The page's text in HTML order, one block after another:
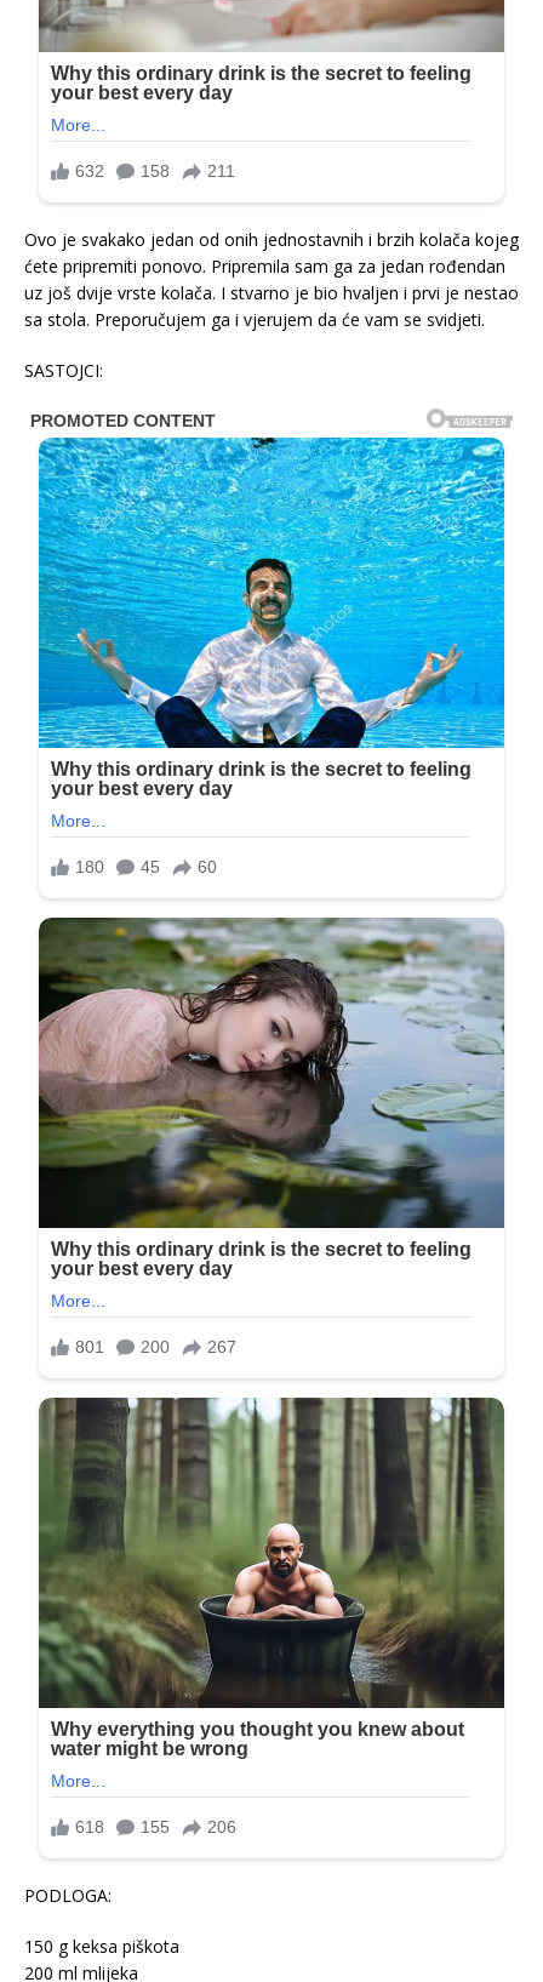
Ovo je svakako jedan od onih jednostavnih i brzih kolača kojeg
ćete pripremiti ponovo. Pripremila sam ga za jedan rođendan
uz još dvije vrste kolača. I stvarno je bio hvaljen i prvi je nestao
sa stola. Preporučujem ga i vjerujem da će vam se svidjeti.
SASTOJCI:
PODLOGA:
150 g keksa piškota
200 ml mlijeka